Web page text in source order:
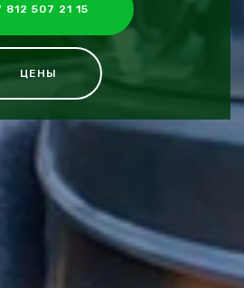
812 507 21 15
ЦЕНЫ